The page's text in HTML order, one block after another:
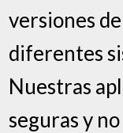
versiones
diferentes
Nuestras
seguras y